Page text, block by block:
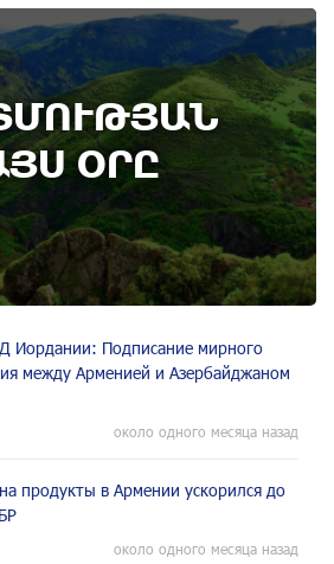
ՕՐԸ
of August
суд удовлетворил иск ААЦ
Ованаванк
Иордании: Подписание мирного
между Арменией и Азербайджаном
около одного месяца назад
продукты в Армении ускорился до
около одного месяца назад